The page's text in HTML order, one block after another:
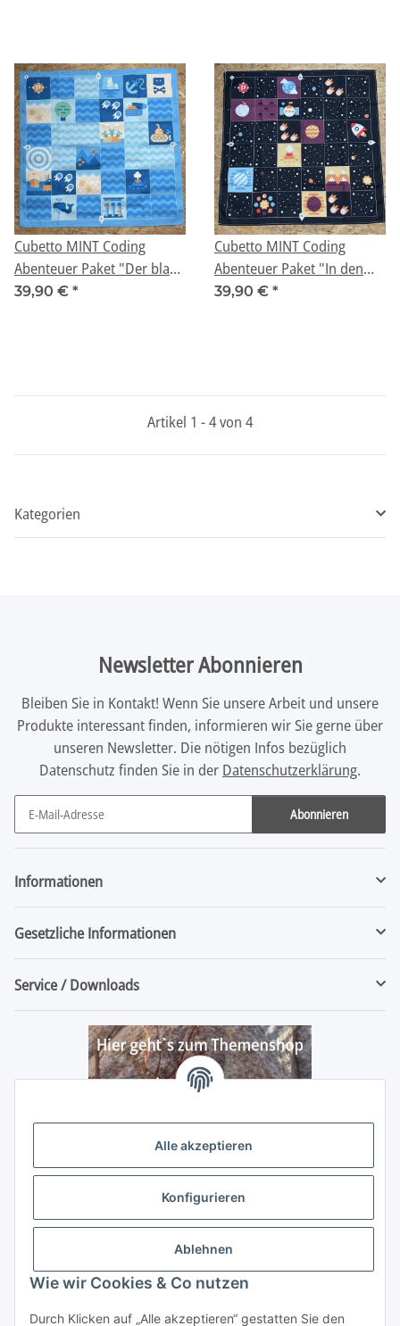
Alle akzeptieren
Konfigurieren
Ablehnen
Wie wir Cookies & Co nutzen
Durch Klicken auf „Alle akzeptieren“ gestatten Sie den
Cubetto MINT Coding
Abenteuer Paket "Der blaue
Ozean" ab 3 Jahren
39,90 € *
Cubetto MINT Coding
Abenteuer Paket "In den
Tiefen des Weltraums" ab 3
39,90 € *
Artikel 1 - 4 von 4
Kategorien
Newsletter Abonnieren
Bleiben Sie in Kontakt! Wenn Sie unsere Arbeit und unsere
Produkte interessant finden, informieren wir Sie gerne über
unseren Newsletter. Die nötigen Infos bezüglich
Datenschutz finden Sie in der Datenschutzerklärung.
Abonnieren
Newsletter Abonnieren
Informationen
Gesetzliche Informationen
Service / Downloads